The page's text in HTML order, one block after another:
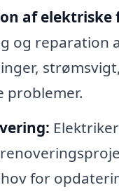
af elektriske
og reparation
problemer.
for